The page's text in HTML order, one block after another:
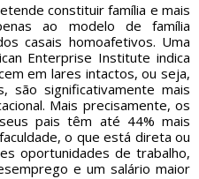
constituir família e mais
ao modelo de família
casais homoafetivos. Uma
Enterprise Institute indica
em lares intactos, ou seja,
são significativamente mais
Mais precisamente, os
pais têm até 44% mais
o que está direta ou
oportunidades de trabalho,
e um salário maior